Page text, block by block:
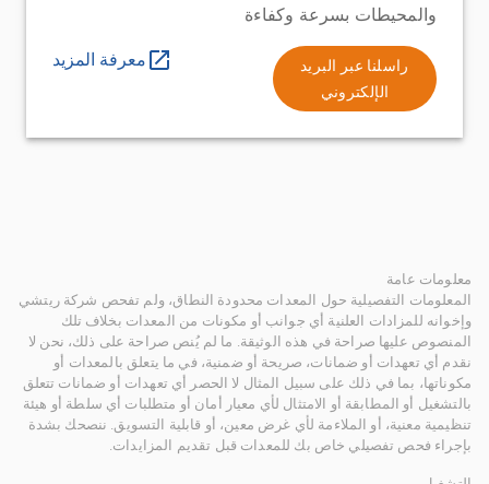
والمحيطات بسرعة وكفاءة
راسلنا عبر البريد
الإلكتروني
معرفة المزيد
معلومات عامة
المعلومات التفصيلية حول المعدات محدودة النطاق، ولم تفحص شركة ريتشي
وإخوانه للمزادات العلنية أي جوانب أو مكونات من المعدات بخلاف تلك
المنصوص عليها صراحة في هذه الوثيقة. ما لم يُنص صراحة على ذلك، نحن لا
نقدم أي تعهدات أو ضمانات، صريحة أو ضمنية، في ما يتعلق بالمعدات أو
مكوناتها، بما في ذلك على سبيل المثال لا الحصر أي تعهدات أو ضمانات تتعلق
بالتشغيل أو المطابقة أو الامتثال لأي معيار أمان أو متطلبات أي سلطة أو هيئة
تنظيمية معنية، أو الملاءمة لأي غرض معين، أو قابلية التسويق. ننصحك بشدة
بإجراء فحص تفصيلي خاص بك للمعدات قبل تقديم المزايدات.